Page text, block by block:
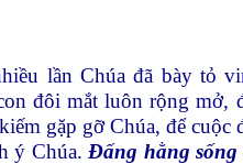
lần Chúa đã bày tỏ
đôi mắt luôn rộng mở,
gặp gỡ Chúa, để cuộc
ý Chúa. Đấng hằng sống